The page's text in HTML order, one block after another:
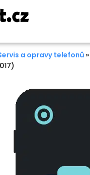
a opravy telefonů »